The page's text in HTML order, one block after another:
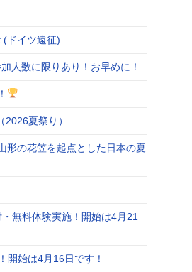
(ドイツ遠征)
人数に限りあり！お早めに！
夏祭り）
形の花笠を起点とした日本の夏
無料体験実施！開始は4月21
開始は4月16日です！